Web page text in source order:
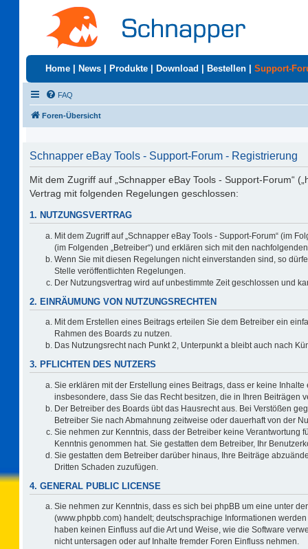
Home News Produkte Download Bestellen Support-
FAQ
Foren-Übersicht
Schnapper eBay Tools - Support-Forum - Registrierung
Mit dem Zugriff auf „Schnapper eBay Tools - Support-Forum“
Vertrag mit folgenden Regelungen geschlossen:
1. NUTZUNGSVERTRAG
Mit dem Zugriff auf „Schnapper eBay Tools - Support-Forum“ (im
(im Folgenden „Betreiber“) und erklären sich mit den
Wenn Sie mit diesen Regelungen nicht einverstanden sind, so
Stelle veröffentlichten Regelungen.
Der Nutzungsvertrag wird auf unbestimmte Zeit geschlossen und
2. EINRÄUMUNG VON NUTZUNGSRECHTEN
Mit dem Erstellen eines Beitrags erteilen Sie dem Betreiber ein
Rahmen des Boards zu nutzen.
Das Nutzungsrecht nach Punkt 2, Unterpunkt a bleibt auch nach
3. PFLICHTEN DES NUTZERS
Sie erklären mit der Erstellung eines Beitrags, dass er keine
insbesondere, dass Sie das Recht besitzen, die in Ihren Beiträgen
Der Betreiber des Boards übt das Hausrecht aus. Bei Verstößen
Betreiber Sie nach Abmahnung zeitweise oder dauerhaft von der
Sie nehmen zur Kenntnis, dass der Betreiber keine Verantwortung
Kenntnis genommen hat. Sie gestatten dem Betreiber, Ihr
Sie gestatten dem Betreiber darüber hinaus, Ihre Beiträge
Dritten Schaden zuzufügen.
4. GENERAL PUBLIC LICENSE
Sie nehmen zur Kenntnis, dass es sich bei phpBB um eine unter der
(www.phpbb.com) handelt; deutschsprachige Informationen
haben keinen Einfluss auf die Art und Weise, wie die Software
nicht untersagen oder auf Inhalte fremder Foren Einfluss nehmen.